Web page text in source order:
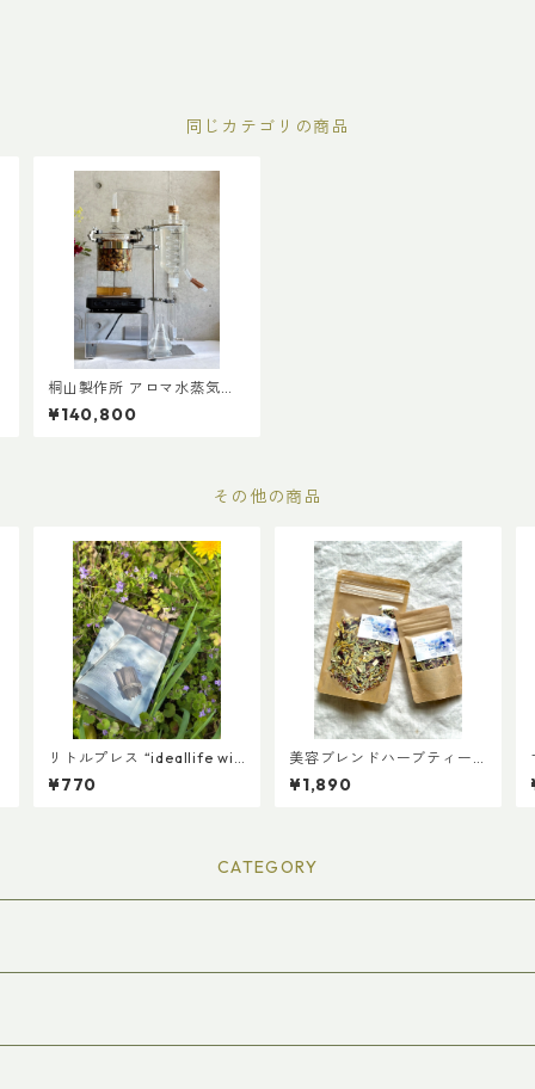
同じカテゴリの商品
桐山製作所 アロマ水蒸気蒸
留装置 RA-013H
¥140,800
その他の商品
リトルプレス “ideallife wit
h plants ” 16号 『植物の名
前』
¥770
美容ブレンドハーブティーM
サイズ
¥1,890
CATEGORY